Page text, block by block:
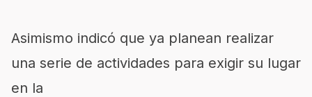
Asimismo indicó que ya planean realizar
una serie de actividades para exigir su lugar
en la